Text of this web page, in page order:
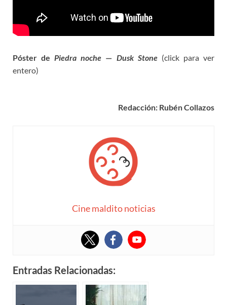
Póster dePiedra noche — Dusk Stone (click para ver
entero)
Redacción: Rubén Collazos
Cine maldito noticias
Entradas Relacionadas: